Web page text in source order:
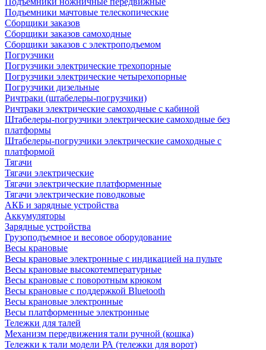
Подъемники мачтовые телескопические
Сборщики заказов
Сборщики заказов самоходные
Сборщики заказов с электроподъемом
Погрузчики
Погрузчики электрические трехопорные
Погрузчики электрические четырехопорные
Погрузчики дизельные
Ричтраки (штабелеры-погрузчики)
Ричтраки электрические самоходные с кабиной
Штабелеры-погрузчики электрические самоходные без
платформы
Штабелеры-погрузчики электрические самоходные с
платформой
Тягачи
Тягачи электрические
Тягачи электрические платформенные
Тягачи электрические поводковые
АКБ и зарядные устройства
Аккумуляторы
Зарядные устройства
Грузоподъемное и весовое оборудование
Весы крановые
Весы крановые электронные с индикацией на пульте
Весы крановые высокотемпературные
Весы крановые с поворотным крюком
Весы крановые с поддержкой Bluetooth
Весы крановые электронные
Весы платформенные электронные
Тележки для талей
Механизм передвижения тали ручной (кошка)
Тележки к тали модели РА (тележки для ворот)